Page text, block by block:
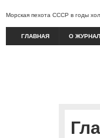
Морская пехота СССР в годы
ГЛАВНАЯ О